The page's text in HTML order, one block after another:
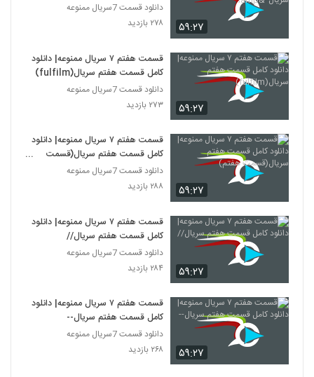
۵۹:۲۷
دانلود قسمت 7سریال ممنوعه
۲۷۸ بازدید
۵۹:۲۷
قسمت هفتم ۷ سریال ممنوعه| دانلود
کامل قسمت هفتم سریال(fulfilm)
دانلود قسمت 7سریال ممنوعه
۲۷۳ بازدید
۵۹:۲۷
قسمت هفتم ۷ سریال ممنوعه| دانلود
کامل قسمت هفتم سریال(قسمت
هفتم)
دانلود قسمت 7سریال ممنوعه
۲۸۸ بازدید
۵۹:۲۷
قسمت هفتم ۷ سریال ممنوعه| دانلود
کامل قسمت هفتم سریال//
دانلود قسمت 7سریال ممنوعه
۲۸۴ بازدید
۵۹:۲۷
قسمت هفتم ۷ سریال ممنوعه| دانلود
کامل قسمت هفتم سریال--
دانلود قسمت 7سریال ممنوعه
۲۶۸ بازدید